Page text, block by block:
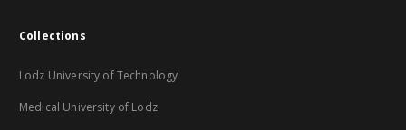
Collections
Lodz University of Technology
Medical University of Lodz